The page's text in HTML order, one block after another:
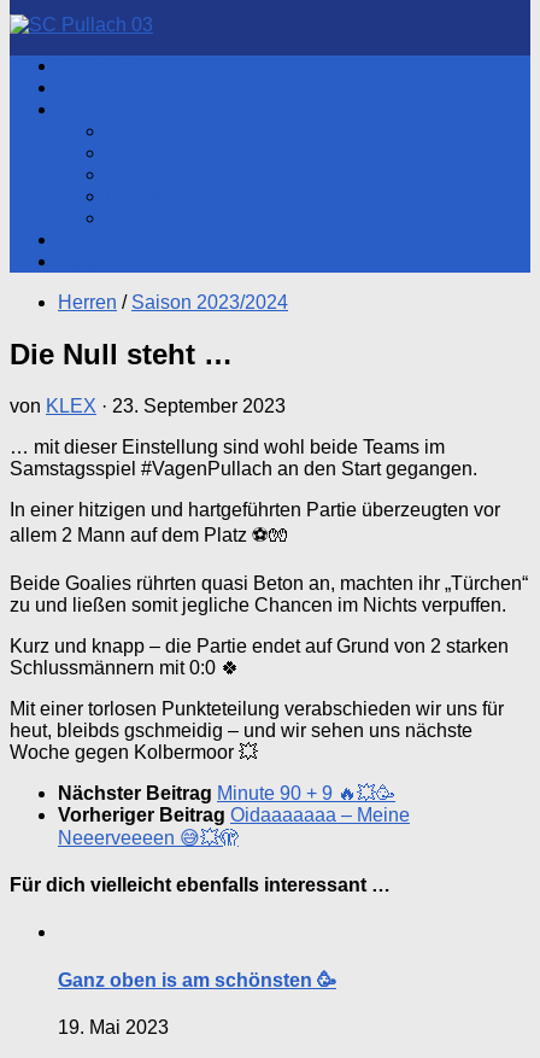
Herren / Saison 2023/2024
Die Null steht …
von KLEX · 23. September 2023
… mit dieser Einstellung sind wohl beide Teams im
Samstagsspiel #VagenPullach an den Start gegangen.
In einer hitzigen und hartgeführten Partie überzeugten vor
allem 2 Mann auf dem Platz ⚽️🧤
Beide Goalies rührten quasi Beton an, machten ihr „Türchen“
zu und ließen somit jegliche Chancen im Nichts verpuffen.
Kurz und knapp – die Partie endet auf Grund von 2 starken
Schlussmännern mit 0:0 🍀
Mit einer torlosen Punkteteilung verabschieden wir uns für
heut, bleibds gschmeidig – und wir sehen uns nächste
Woche gegen Kolbermoor 💥
Nächster Beitrag Minute 90 + 9 🔥💥🥳
Vorheriger Beitrag Oidaaaaaaa – Meine
Neeerveeeen 😅💥🫣
Für dich vielleicht ebenfalls interessant …
Ganz oben is am schönsten 🥳
19. Mai 2023